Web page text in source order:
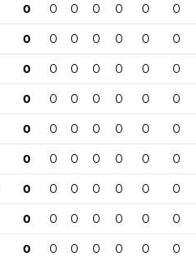
0 0 0 0 0 0 0
0 0 0 0 0 0 0
0 0 0 0 0 0 0
0 0 0 0 0 0 0
0 0 0 0 0 0 0
0 0 0 0 0 0 0
0 0 0 0 0 0 0
0 0 0 0 0 0 0
0 0 0 0 0 0 0